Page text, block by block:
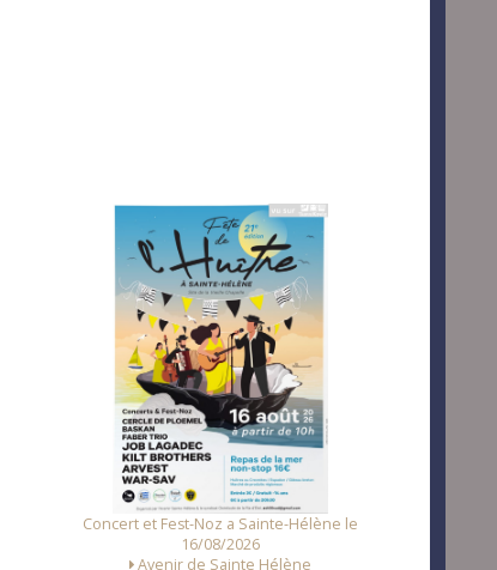
Concert et Fest-Noz a Sainte-Hélène le
16/08/2026
Avenir de Sainte Hélène